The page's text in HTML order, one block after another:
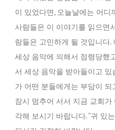
이 있었다면, 오늘날에는 어디
사람들은 이 이야기를 읽으면
람들은 고민하게 될 것입니다.
세상 음악에 의해서 점령당했
서 세상 음악을 받아들이고 있
가 어떤 분들에게는 부담이
잠시 멈추어 서서 지금 교회
각해 보시기 바랍니다. “귀 있